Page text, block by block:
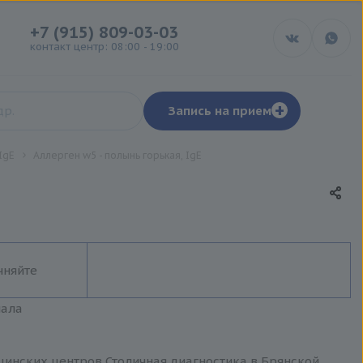
+7 (915) 809-03-03
контакт центр: 08:00 - 19:00
Запись на прием +